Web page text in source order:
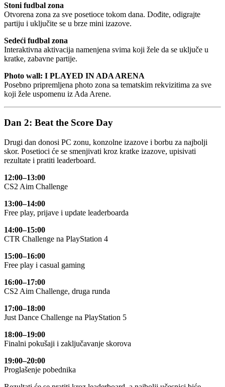
Stoni fudbal zona
Otvorena zona za sve posetioce tokom dana. Dođite, odigrajte
partiju i uključite se u brze mini izazove.
Sedeći fudbal zona
Interaktivna aktivacija namenjena svima koji žele da se uključe u
kratke, zabavne partije.
Photo wall: I PLAYED IN ADA ARENA
Posebno pripremljena photo zona sa tematskim rekvizitima za sve
koji žele uspomenu iz Ada Arene.
Dan 2: Beat the Score Day
Drugi dan donosi PC zonu, konzolne izazove i borbu za najbolji
skor. Posetioci će se smenjivati kroz kratke izazove, upisivati
rezultate i pratiti leaderboard.
12:00–13:00
CS2 Aim Challenge
13:00–14:00
Free play, prijave i update leaderboarda
14:00–15:00
CTR Challenge na PlayStation 4
15:00–16:00
Free play i casual gaming
16:00–17:00
CS2 Aim Challenge, druga runda
17:00–18:00
Just Dance Challenge na PlayStation 5
18:00–19:00
Finalni pokušaji i zaključavanje skorova
19:00–20:00
Proglašenje pobednika